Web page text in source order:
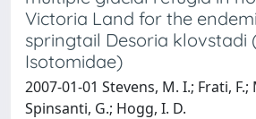
Victoria Land for the
springtail Desoria klovstadi
Isotomidae)
2007-01-01 Stevens, M. I.; Frati,
Spinsanti, G.; Hogg, I. D.